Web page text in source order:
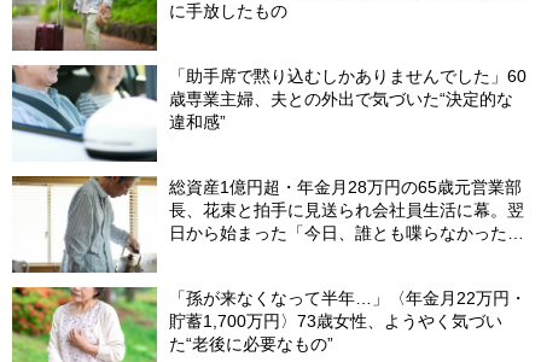
に手放したもの
「助手席で黙り込むしかありませんでした」60
歳専業主婦、夫との外出で気づいた“決定的な
違和感”
総資産1億円超・年金月28万円の65歳元営業部
長、花束と拍手に見送られ会社員生活に幕。翌
日から始まった「今日、誰とも喋らなかった」
「孫が来なくなって半年…」〈年金月22万円・
貯蓄1,700万円〉73歳女性、ようやく気づい
た“老後に必要なもの”